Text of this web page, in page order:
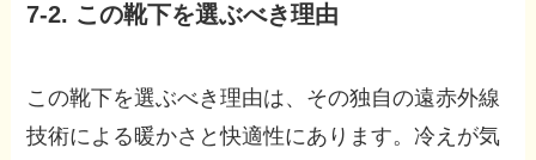
7-2. この靴下を選ぶべき理由
この靴下を選ぶべき理由は、その独自の遠赤外線
技術による暖かさと快適性にあります。冷えが気